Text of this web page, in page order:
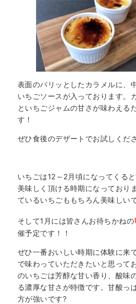
表面のパリッとしたカラメルに、
いちごソースが入っております。
といちごジャムの甘さが味わえる
す！
ぜひ食後のデザートでお試しくだ
いちごは12～2月頃になってくる
美味しく頂ける時期になっており
ているいちごももちろん美味しい
そして1月には皆さんお待ちかねの
催予定です！！
ぜひ一番おいしい時期に体験に来
で味わっていただきたいと思って
のいちごは芳醇な甘い香り、酸味
る濃厚な甘さが特徴です。甘酸っ
方が強いです?